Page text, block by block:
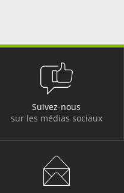
Suivez-nous
sur les médias sociaux